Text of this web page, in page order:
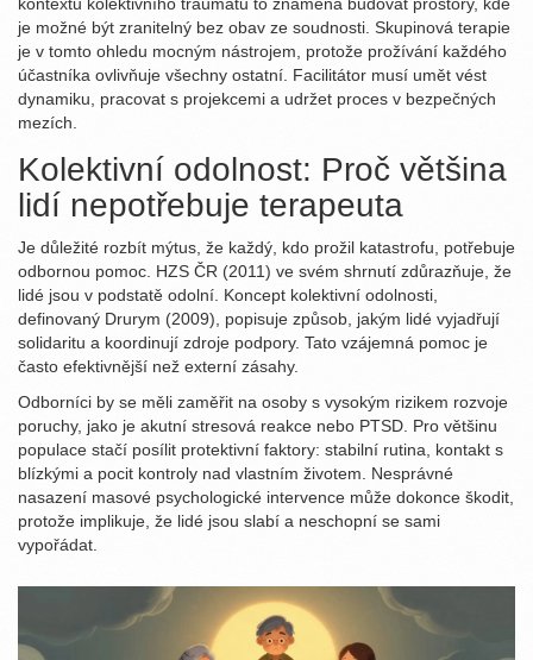
kontextu kolektivního traumatu to znamená budovat prostory, kde
je možné být zranitelný bez obav ze soudnosti. Skupinová terapie
je v tomto ohledu mocným nástrojem, protože prožívání každého
účastníka ovlivňuje všechny ostatní. Facilitátor musí umět vést
dynamiku, pracovat s projekcemi a udržet proces v bezpečných
mezích.
Kolektivní odolnost: Proč většina
lidí nepotřebuje terapeuta
Je důležité rozbít mýtus, že každý, kdo prožil katastrofu, potřebuje
odbornou pomoc. HZS ČR (2011) ve svém shrnutí zdůrazňuje, že
lidé jsou v podstatě odolní. Koncept kolektivní odolnosti,
definovaný Drurym (2009), popisuje způsob, jakým lidé vyjadřují
solidaritu a koordinují zdroje podpory. Tato vzájemná pomoc je
často efektivnější než externí zásahy.
Odborníci by se měli zaměřit na osoby s vysokým rizikem rozvoje
poruchy, jako je akutní stresová reakce nebo PTSD. Pro většinu
populace stačí posílit protektivní faktory: stabilní rutina, kontakt s
blízkými a pocit kontroly nad vlastním životem. Nesprávné
nasazení masové psychologické intervence může dokonce škodit,
protože implikuje, že lidé jsou slabí a neschopní se sami
vypořádat.